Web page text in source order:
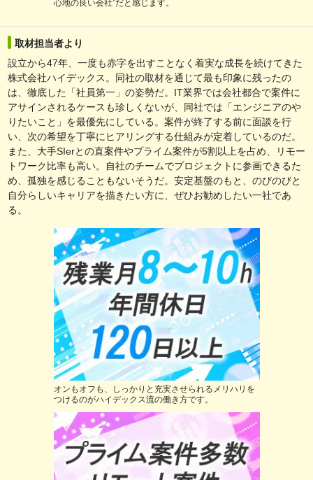
心地の良い会社”だと感じます。
取材担当者より
設立から47年、一度も赤字を出すことなく着実な成長を続けてきた
株式会社ハイデックス。同社の取材を通じて最も印象に残ったの
は、徹底した「社員第一」の姿勢だ。IT業界では会社都合で案件に
アサインされるケースも珍しくないが、同社では「エンジニアのや
りたいこと」を最優先にしている。案件が終了する前に面談を行
い、次の希望を丁寧にヒアリングする仕組みが定着しているのだ。
また、大手SIerとの直案件やプライム案件が5割以上を占め、リモー
トワーク比率も高い。自社のチームでプロジェクトに参画できるた
め、孤独を感じることもないそうだ。安定基盤のもと、のびのびと
自分らしいキャリアを描きたい方に、ぜひお勧めしたい一社であ
る。
オンもオフも、しっかりと充実させられるメリハリを
つけるのがハイデックス流の働き方です。